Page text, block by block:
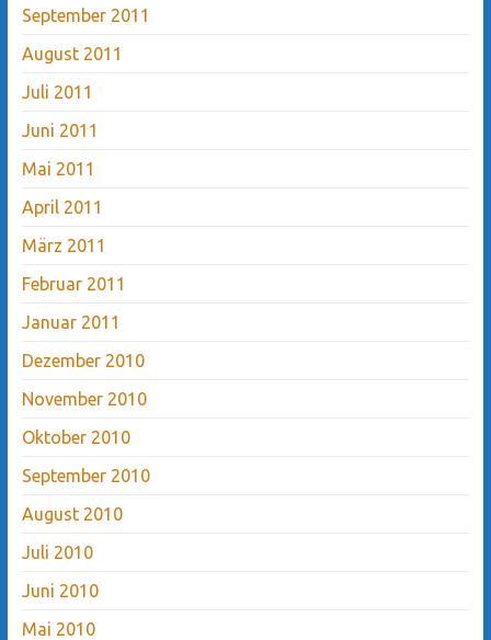
September 2011
August 2011
Juli 2011
Juni 2011
Mai 2011
April 2011
März 2011
Februar 2011
Januar 2011
Dezember 2010
November 2010
Oktober 2010
September 2010
August 2010
Juli 2010
Juni 2010
Mai 2010